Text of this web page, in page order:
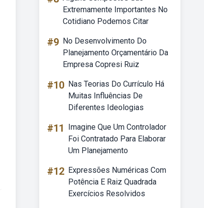
Extremamente Importantes No
Cotidiano Podemos Citar
#9 No Desenvolvimento Do
Planejamento Orçamentário Da
Empresa Copresi Ruiz
#10 Nas Teorias Do Currículo Há
Muitas Influências De
Diferentes Ideologias
#11
Imagine Que Um Controlador
Foi Contratado Para Elaborar
Um Planejamento
#12 Expressões Numéricas Com
Potência E Raiz Quadrada
Exercícios Resolvidos